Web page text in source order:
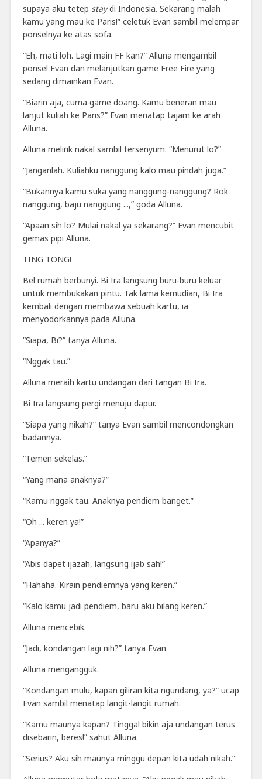
supaya aku tetep staydi Indonesia. Sekarang malah
kamu yang mau ke Paris!” celetuk Evan sambil melempar
ponselnya ke atas sofa.
“Eh, mati loh. Lagi main FF kan?” Alluna mengambil
ponsel Evan dan melanjutkan game Free Fire yang
sedang dimainkan Evan.
“Biarin aja, cuma game doang. Kamu beneran mau
lanjut kuliah ke Paris?” Evan menatap tajam ke arah
Alluna.
Alluna melirik nakal sambil tersenyum. “Menurut lo?”
“Janganlah. Kuliahku nanggung kalo mau pindah juga.”
“Bukannya kamu suka yang nanggung-nanggung? Rok
nanggung, baju nanggung ...,” goda Alluna.
“Apaan sih lo? Mulai nakal ya sekarang?” Evan mencubit
gemas pipi Alluna.
TING TONG!
Bel rumah berbunyi. Bi Ira langsung buru-buru keluar
untuk membukakan pintu. Tak lama kemudian, Bi Ira
kembali dengan membawa sebuah kartu, ia
menyodorkannya pada Alluna.
“Siapa, Bi?” tanya Alluna.
“Nggak tau.”
Alluna meraih kartu undangan dari tangan Bi Ira.
Bi Ira langsung pergi menuju dapur.
“Siapa yang nikah?” tanya Evan sambil mencondongkan
badannya.
“Temen sekelas.”
“Yang mana anaknya?”
“Kamu nggak tau. Anaknya pendiem banget.”
“Oh ... keren ya!”
“Apanya?”
“Abis dapet ijazah, langsung ijab sah!”
“Hahaha. Kirain pendiemnya yang keren.”
“Kalo kamu jadi pendiem, baru aku bilang keren.”
Alluna mencebik.
“Jadi, kondangan lagi nih?” tanya Evan.
Alluna mengangguk.
“Kondangan mulu, kapan giliran kita ngundang, ya?” ucap
Evan sambil menatap langit-langit rumah.
“Kamu maunya kapan? Tinggal bikin aja undangan terus
disebarin, beres!” sahut Alluna.
“Serius? Aku sih maunya minggu depan kita udah nikah.”